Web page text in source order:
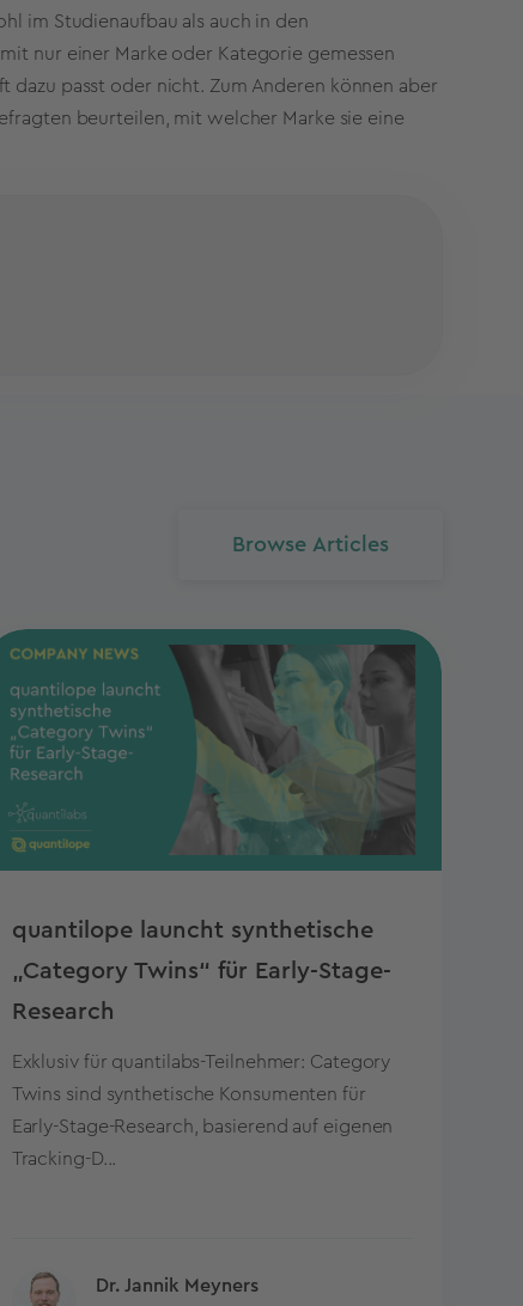
im Studienaufbau als auch in den
nur einer Marke oder Kategorie gemessen
passt oder nicht. Zum Anderen können aber
beurteilen, mit welcher Marke sie eine
Browse Articles
quantilope launcht synthetische
„Category Twins“ für Early-Stage-
Research
Exklusiv für quantilabs-Teilnehmer: Category
Twins sind synthetische Konsumenten für
Early-Stage-Research, basierend auf eigenen
Tracking-D...
Dr. Jannik Meyners